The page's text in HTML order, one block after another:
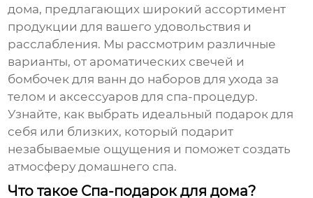
дома, предлагающих широкий ассортимент
продукции для вашего удовольствия и
расслабления. Мы рассмотрим различные
варианты, от ароматических свечей и
бомбочек для ванн до наборов для ухода за
телом и аксессуаров для спа-процедур.
Узнайте, как выбрать идеальный подарок для
себя или близких, который подарит
незабываемые ощущения и поможет создать
атмосферу домашнего спа.
Что такое Спа-подарок для дома?